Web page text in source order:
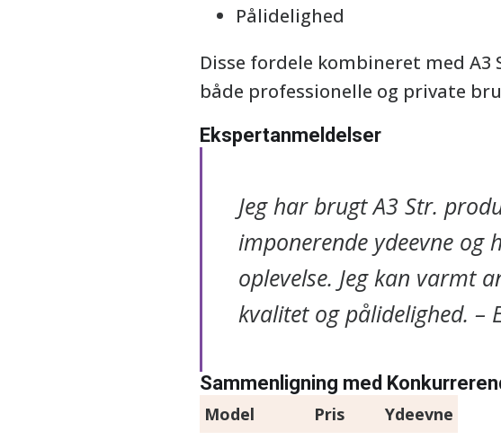
Pålidelighed
Disse fordele kombineret med
både professionelle og private
Ekspertanmeldelser
Jeg har brugt A3 Str.
imponerende ydeevne og
oplevelse. Jeg kan varmt
kvalitet og pålidelighed. –
Sammenligning med
Model Pris
Ydeevne